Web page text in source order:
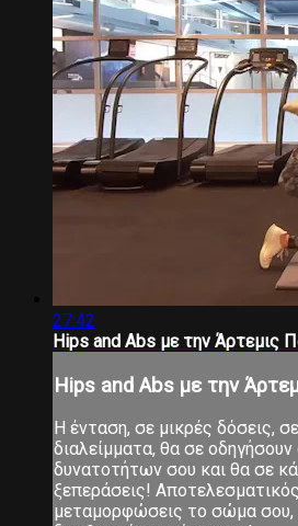
27:42
Hips and Abs με την Άρτεμις
Hips and Abs με την
Η ένταση, σε μικρές δόσεις,
διαλείμματα, θα σε
δυνατοτήτων σου και θα σε
ξεπεράσεις!
μεταμορφώσεις το σώμα σου,